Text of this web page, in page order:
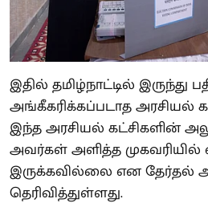
இதில் தமிழ்நாட்டில் இருந்து
அங்கீகரிக்கப்படாத அரசியல்
இந்த அரசியல் கட்சிகளின்
அவர்கள் அளித்த முகவரியில்
இருக்கவில்லை என
தெரிவித்துள்ளது.